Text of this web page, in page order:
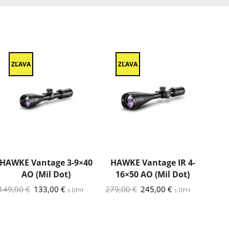
ZĽAVA
HAWKE Vantage 3-9×40
AO (Mil Dot)
€ Pôvodná
133,00 €Aktuálna
s DPH
ZĽAVA
HAWKE Vantage IR 4-
16×50 AO (Mil Dot)
279,00€ Pôvodná
245,00 €Aktuálna
s DPH